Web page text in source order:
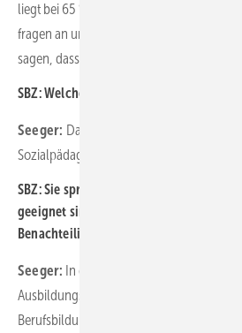
liegt bei 65 %. Die Teilnehmer sind häufig
fragen an und wollen sich am Projekt
sagen, dass der Erfolg uns hier recht gibt.
SBZ: Welche Unterstützung gibt es für
Seeger: Das Projekt bietet ergänzend
Sozialpädagogen an.
SBZ: Sie sprachen eben darüber, dass
geeignet sind für eine Ausbildung. Gibt
Benachteiligte?
Seeger: In der Tat hat Hamburg hier ein
Ausbildungsplatzangebot. Es gibt einen
Berufsbildungswerk. Es ist klar, wer 2020